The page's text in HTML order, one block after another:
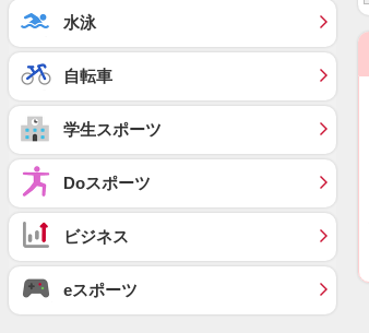
水泳
自転車
学生スポーツ
Doスポーツ
ビジネス
eスポーツ